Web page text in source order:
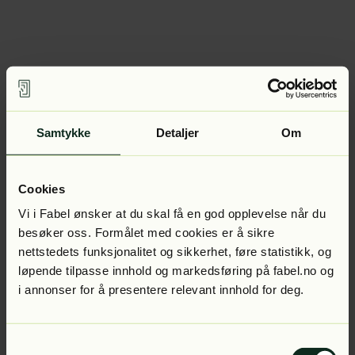
Samtykke Detaljer Om
Cookies
Vi i Fabel ønsker at du skal få en god opplevelse når du
besøker oss. Formålet med cookies er å sikre
nettstedets funksjonalitet og sikkerhet, føre statistikk, og
løpende tilpasse innhold og markedsføring på fabel.no og
i annonser for å presentere relevant innhold for deg.